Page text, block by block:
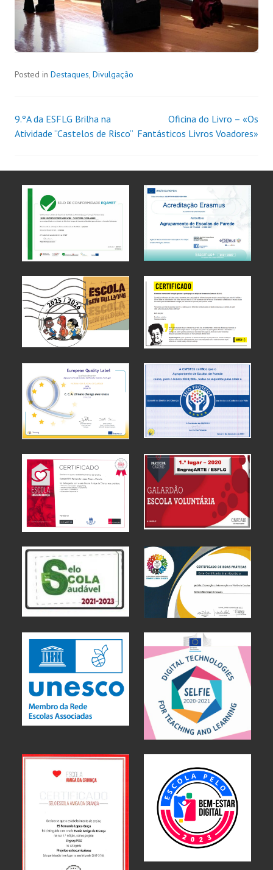
Posted in Destaques, Divulgação
9.ºA da ESFLG Brilha na
Atividade “Castelos de Risco”
Oficina do Livro – «Os
Fantásticos Livros Voadores»